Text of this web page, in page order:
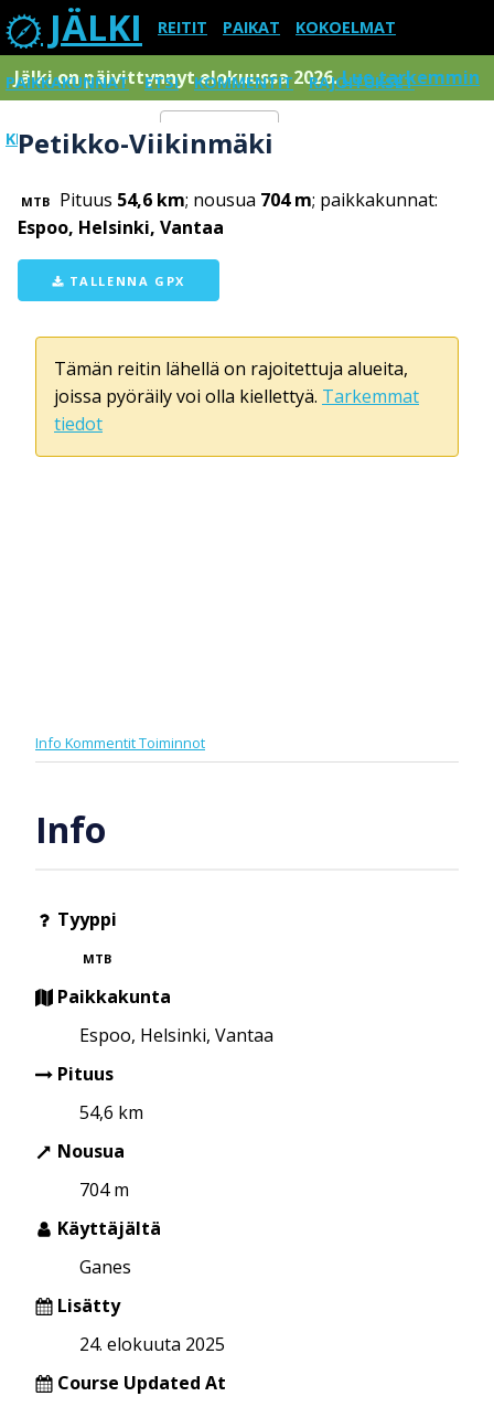
JÄLKI REITIT PAIKAT KOKOELMAT
PAIKKAKUNNAT ETSI KOMMENTIT RAJOITUKSET
KIRJAUDU SISÄÄN Menu
Jälki on päivittynnyt elokuussa 2026.Lue tarkemmin
Petikko-Viikinmäki
MTB Pituus 54,6 km; nousua 704 m; paikkakunnat:
Espoo, Helsinki, Vantaa
TALLENNA GPX
Tämän reitin lähellä on rajoitettuja alueita,
joissa pyöräily voi olla kiellettyä. Tarkemmat
tiedot
Info KommentitToiminnot
Info
Tyyppi
MTB
Paikkakunta
Espoo, Helsinki, Vantaa
Pituus
54,6 km
Nousua
704 m
Käyttäjältä
Ganes
Lisätty
24. elokuuta 2025
Course Updated At